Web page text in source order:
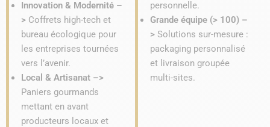
Innovation & Modernité –
> Coffrets high-tech et
bureau écologique pour
les entreprises tournées
vers l’avenir.
Local & Artisanat –>
Paniers gourmands
mettant en avant
producteurs locaux et
personnelle.
Grande équipe (> 100) –
> Solutions sur-mesure :
packaging personnalisé
et livraison groupée
multi-sites.